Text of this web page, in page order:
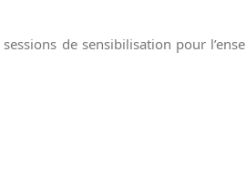
de sensibilisation pour